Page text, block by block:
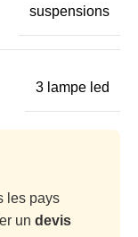
suspensions
3 lampe led
les pays
un devis